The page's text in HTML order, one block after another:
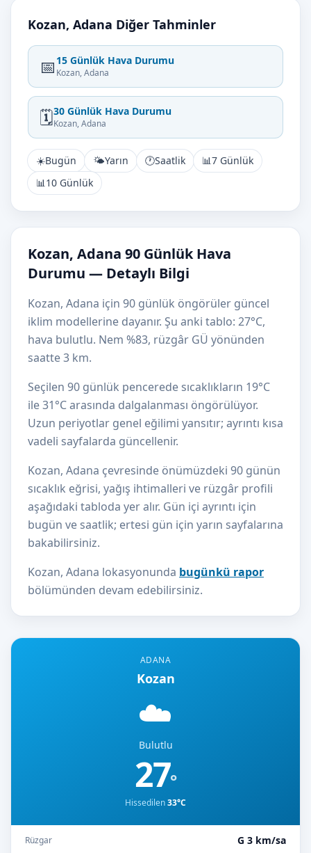
ADANA
Kozan
☁️
Bulutlu
27°
Hissedilen33°C
Rüzgar G 3 km/sa
Kozan, Adana Diğer Tahminler
📅 15 Günlük Hava Durumu
Kozan, Adana
🗓️30 Günlük Hava Durumu
Kozan, Adana
☀️Bugün 🌤️Yarın 🕐Saatlik 📊7 Günlük
📊10 Günlük
Kozan, Adana 90 Günlük Hava
Durumu — Detaylı Bilgi
Kozan, Adana için 90 günlük öngörüler güncel
iklim modellerine dayanır. Şu anki tablo: 27°C,
hava bulutlu. Nem %83, rüzgâr GÜ yönünden
saatte 3 km.
Seçilen 90 günlük pencerede sıcaklıkların 19°C
ile 31°C arasında dalgalanması öngörülüyor.
Uzun periyotlar genel eğilimi yansıtır; ayrıntı kısa
vadeli sayfalarda güncellenir.
Kozan, Adana çevresinde önümüzdeki 90 günün
sıcaklık eğrisi, yağış ihtimalleri ve rüzgâr profili
aşağıdaki tabloda yer alır. Gün içi ayrıntı için
bugün ve saatlik; ertesi gün için yarın sayfalarına
bakabilirsiniz.
Kozan, Adana lokasyonunda bugünkü rapor
bölümünden devam edebilirsiniz.